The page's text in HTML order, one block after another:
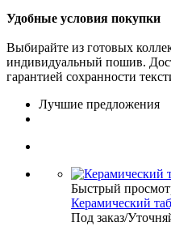
Удобные условия покупки
Выбирайте из готовых
индивидуальный пошив.
гарантией сохранности
Лучшие предложения
Быстрый
Керамический
Под заказ/